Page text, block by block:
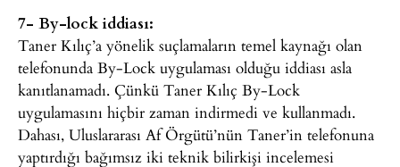
7- By-lock iddiası:
Taner Kılıç’a yönelik suçlamaların temel kaynağı olan
telefonunda By-Lock uygulaması olduğu iddiası asla
kanıtlanamadı. Çünkü Taner Kılıç By-Lock
uygulamasını hiçbir zaman indirmedi ve kullanmadı.
Dahası, Uluslararası Af Örgütü’nün Taner’in telefonuna
yaptırdığı bağımsız iki teknik bilirkişi incelemesi